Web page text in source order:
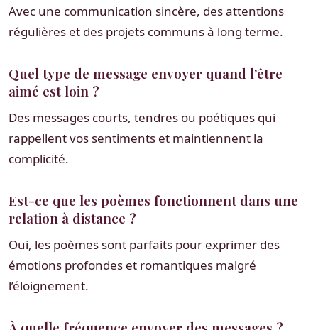
Avec une communication sincère, des attentions
régulières et des projets communs à long terme.
Quel type de message envoyer quand l’être
aimé est loin ?
Des messages courts, tendres ou poétiques qui
rappellent vos sentiments et maintiennent la
complicité.
Est-ce que les poèmes fonctionnent dans une
relation à distance ?
Oui, les poèmes sont parfaits pour exprimer des
émotions profondes et romantiques malgré
l’éloignement.